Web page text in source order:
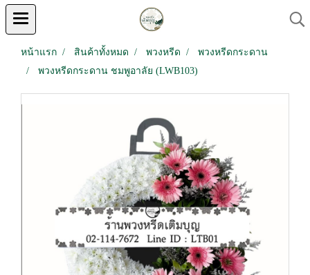
หน้าแรก สินค้าทั้งหมด พวงหรีด
พวงหรีดกระดาน
พวงหรีดกระดาน ชมพูอาลัย (LWB103)